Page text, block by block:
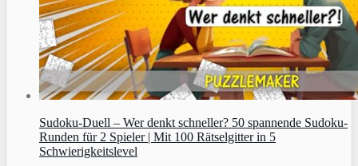
Sudoku‑Duell – Wer denkt schneller? 50 spannende Sudoku-
Runden für 2 Spieler | Mit 100 Rätselgitter in 5
Schwierigkeitslevel